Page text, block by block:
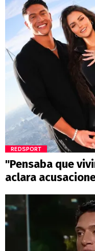
REDSPORT
"Pensaba que
aclara